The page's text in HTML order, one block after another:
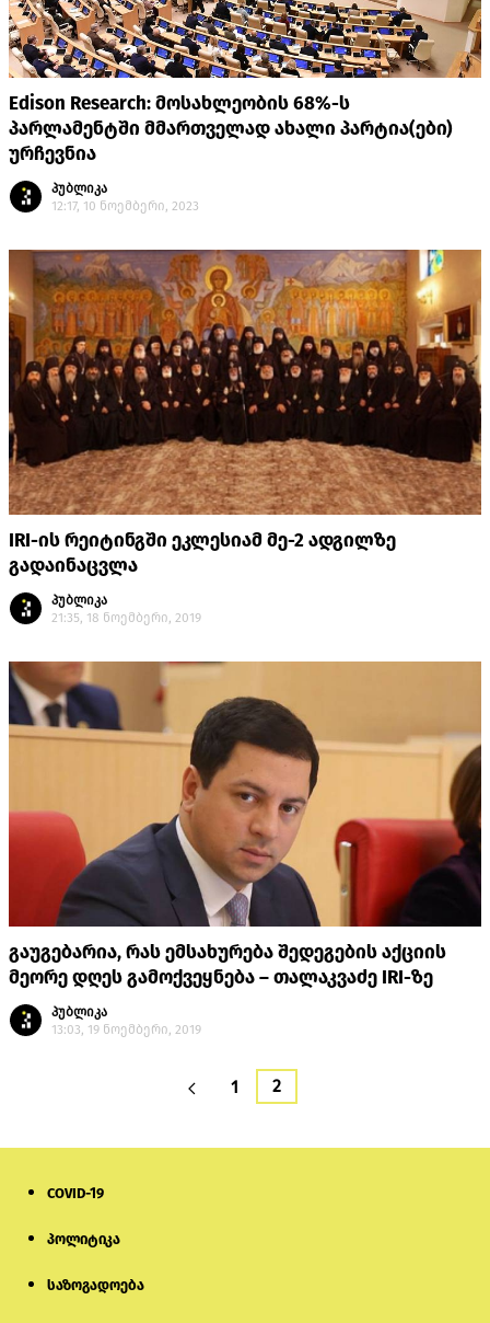
Edison Research: მოსახლეობის 68%-ს
პარლამენტში მმართველად ახალი პარტია(ები)
ურჩევნია
პუბლიკა
12:17, 10 ნოემბერი, 2023
IRI-ის რეიტინგში ეკლესიამ მე-2 ადგილზე
გადაინაცვლა
პუბლიკა
21:35, 18 ნოემბერი, 2019
გაუგებარია, რას ემსახურება შედეგების აქციის
მეორე დღეს გამოქვეყნება – თალაკვაძე IRI-ზე
პუბლიკა
13:03, 19 ნოემბერი, 2019
1 2
COVID-19
პოლიტიკა
საზოგადოება